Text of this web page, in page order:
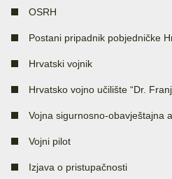
OSRH
Postani pripadnik pobjedničke
Hrvatski vojnik
Hrvatsko vojno učilište “Dr.
Vojna sigurnosno-obavještajna
Vojni pilot
Izjava o pristupačnosti